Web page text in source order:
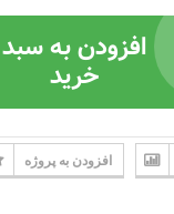
افزودن به سبد
خرید
افزودن به پروژه